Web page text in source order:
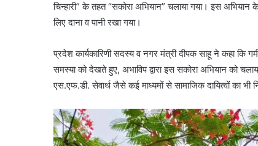
चिन्हारी” के तहत “सकोरा अभियान” चलाया गया। इस अभियान के
लिए दाना व पानी रखा गया।
प्रदेश कार्यकारिणी सदस्य व नगर मंत्री दीपक साहू ने कहा कि
समस्या को देखते हुए, अभाविप द्वारा इस सकोरा अभियान को
एस.एफ.डी. सेवार्थ जैसे कई माध्यमों से सामाजिक दायित्वों का भी